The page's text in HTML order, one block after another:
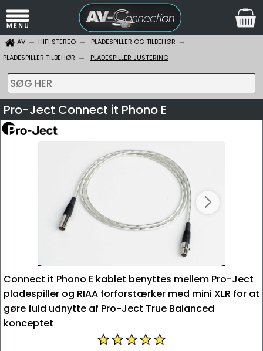
AV HIFI STEREO
PLADESPILLER OG TILBEHØR
PLADESPILLER TILBEHØR
PLADESPILLER JUSTERING
SØG HER
Pro-Ject Connect it Phono E
Connect it Phono E kablet benyttes mellem Pro-Ject
pladespiller og RIAA forforstærker med mini XLR for at
gøre fuld udnytte af Pro-Ject True Balanced
konceptet